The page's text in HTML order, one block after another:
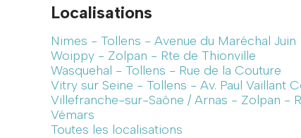
Localisations
Nimes - Tollens - Avenue du Maréchal Juin
Woippy - Zolpan - Rte de Thionville
Wasquehal - Tollens - Rue de la Couture
Vitry sur Seine - Tollens - Av. Paul Vaillant
Villefranche-sur-Saône / Arnas - Zolpan -
Vémars
Toutes les localisations